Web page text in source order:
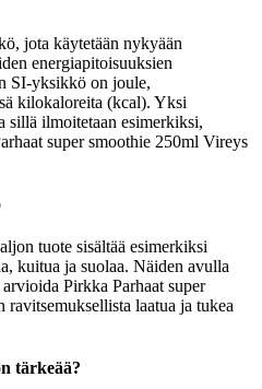
jota käytetään nykyään
energiapitoisuuksien
SI-yksikkö on joule,
kilokaloreita (kcal). Yksi
sillä ilmoitetaan esimerkiksi,
super smoothie 250ml Vireys
tuote sisältää esimerkiksi
kuitua ja suolaa. Näiden avulla
Pirkka Parhaat super
laatua ja tukea
tärkeää?